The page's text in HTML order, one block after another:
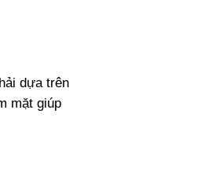
dựa trên
mặt giúp